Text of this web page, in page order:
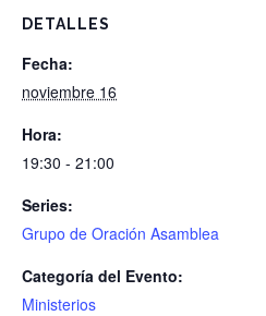
DETALLES
Fecha:
noviembre 16
Hora:
19:30 - 21:00
Series:
Grupo de Oración Asamblea
Categoría del Evento:
Ministerios